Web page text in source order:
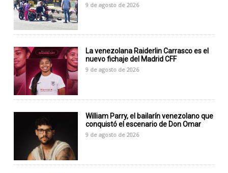
9 de agosto de 2026
La venezolana Raiderlin Carrasco es el
nuevo fichaje del Madrid CFF
9 de agosto de 2026
William Parry, el bailarín venezolano que
conquistó el escenario de Don Omar
9 de agosto de 2026